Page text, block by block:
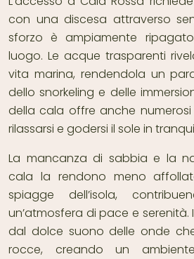
con una discesa attraverso
sforzo è ampiamente
luogo. Le acque trasparenti
vita marina, rendendola un
dello snorkeling e delle
della cala offre anche
rilassarsi e godersi il sole in
La mancanza di sabbia e la
cala la rendono meno
spiagge dell’isola,
un’atmosfera di pace e serenità.
dal dolce suono delle onde
rocce, creando un